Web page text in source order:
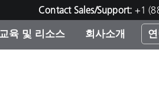
Contact Sales/Support: +1
교육 및 리소스 회사소개